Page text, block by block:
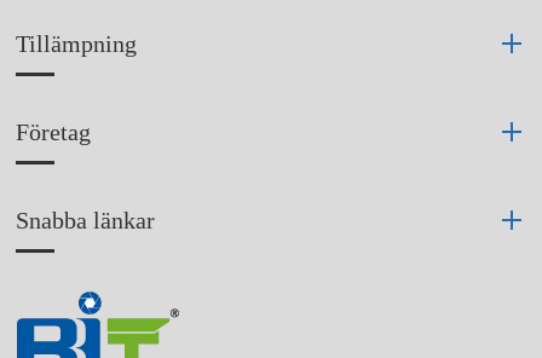
Tillämpning
Företag
Snabba länkar